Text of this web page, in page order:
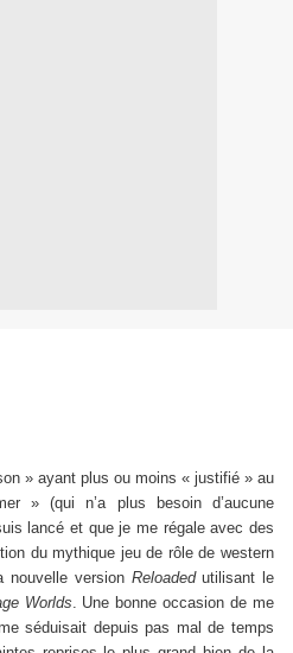
» ayant plus ou moins « justifié » au
» (qui n’a plus besoin d’aucune
lancé et que je me régale avec des
du mythique jeu de rôle de western
nouvelle version Reloadedutilisant le
Worlds. Une bonne occasion de me
séduisait depuis pas mal de temps